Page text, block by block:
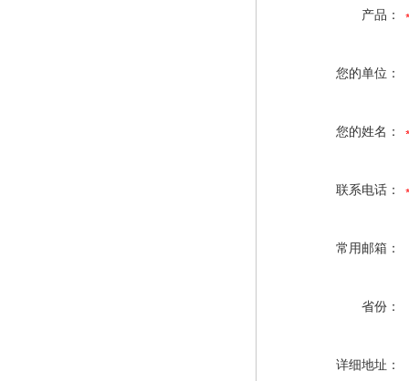
产品：
您的单位：
您的姓名：
联系电话：
常用邮箱：
省份：
详细地址：